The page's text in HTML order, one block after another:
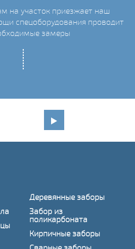
на участок приезжает наш
спецоборудования проводит
замеры
Деревянные заборы
Забор из
поликарбоната
Кирпичные заборы